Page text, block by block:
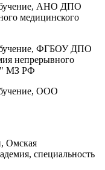
АНО ДПО
медицинского
ФГБОУ ДПО
непрерывного
МЗ РФ
ООО
Омская
специальность